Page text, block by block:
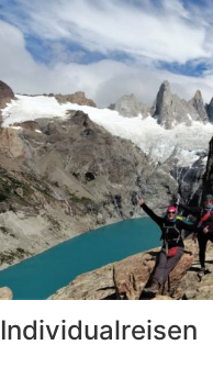
Individualreisen